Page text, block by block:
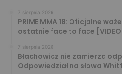
7 sierpnia 2026
PRIME MMA 18: Oficjalne
ostatnie face to face [VIDEO]
7 sierpnia 2026
Błachowicz nie zamierza
Odpowiedział na słowa